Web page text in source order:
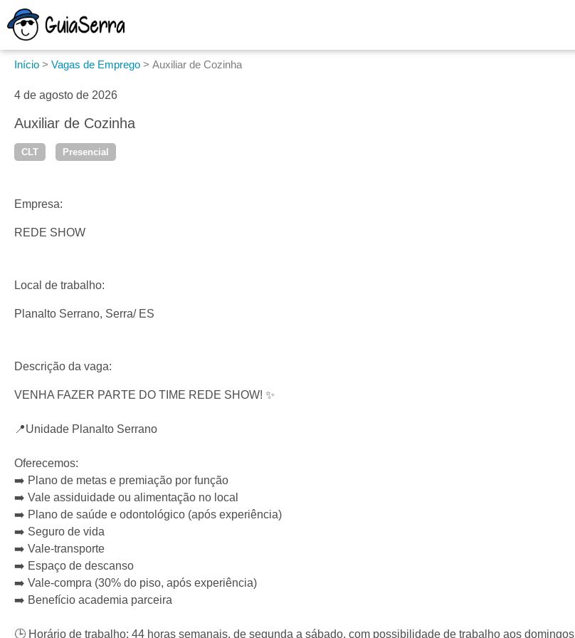
Início > Vagas de Emprego > Auxiliar de Cozinha
4 de agosto de 2026
Auxiliar de Cozinha
CLT Presencial
Empresa:
REDE SHOW
Local de trabalho:
Planalto Serrano, Serra/ ES
Descrição da vaga:
VENHA FAZER PARTE DO TIME REDE SHOW! ✨
📍Unidade Planalto Serrano
Oferecemos:
➡️ Plano de metas e premiação por função
➡️ Vale assiduidade ou alimentação no local
➡️ Plano de saúde e odontológico (após experiência)
➡️ Seguro de vida
➡️ Vale-transporte
➡️ Espaço de descanso
➡️ Vale-compra (30% do piso, após experiência)
➡️ Benefício academia parceira
🕒 Horário de trabalho: 44 horas semanais, de segunda a sábado, com possibilidade de trabalho aos